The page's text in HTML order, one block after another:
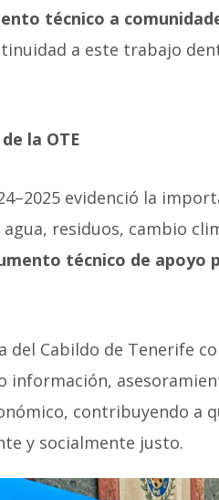
técnico a
a este trabajo
la OTE
evidenció la
residuos, cambio
técnico de apoyo
del Cabildo de Tenerife
contribuyendo a
y socialmente justo.